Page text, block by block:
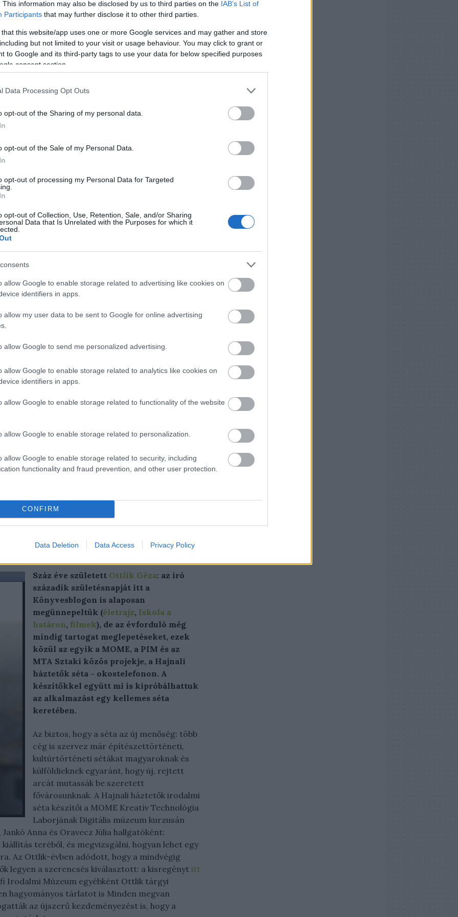
This information may also be disclosed by us to third parties on the IAB’s List of
Participants that may further disclose it to other third parties.
that this website/app uses one or more Google services and may gather and store
but not limited to your visit or usage behaviour. You may click to grant or
to Google and its third-party tags to use your data for below specified purposes
consent section.
Data Processing Opt Outs
opt-out of the Sharing of my personal data.
opt-out of the Sale of my Personal Data.
opt-out of processing my Personal Data for Targeted
opt-out of Collection, Use, Retention, Sale, and/or Sharing
Data that Is Unrelated with the Purposes for which it
allow Google to enable storage related to advertising like cookies on
identifiers in apps.
allow my user data to be sent to Google for online advertising
allow Google to send me personalized advertising.
allow Google to enable storage related to analytics like cookies on
identifiers in apps.
allow Google to enable storage related to functionality of the website
allow Google to enable storage related to personalization.
allow Google to enable storage related to security, including
functionality and fraud prevention, and other user protection.
CONFIRM
Data Deletion Data Access Privacy Policy
illegálisan megosztó kalózok, amire
döntött:Facebook-oldalánnyilvánosságra
a nevét, a születési idejét, a fotóját, és a
megszűnt, mint ahogy nem elérhető az illető
linkek sem élnek már, ahonnan korábban a
captured January 4th 2011 @ 1:41 AM).
más nézeteket vall az internetes
például arra szólította fel a „világ kalózait”,
osszanak meg mindent, amit ő maga valaha is írt.
hogy a kalózkiadások végsősoron a könyvei
az derül ki, hogy Goodkind lépése eléggé
neki, más szerint azonban nem volt joga
Száz éve született Ottlik Géza: az író
századik születésnapját itt a
Könyvesblogon is alaposan
megünnepeltük (életrajz, Iskola a
határon, filmek), de az évforduló még
mindig tartogat meglepetéseket, ezek
közül az egyik a MOME, a PIM és az
MTA Sztaki közös projekje, a Hajnali
háztetők séta - okostelefonon. A
készítőkkel együtt mi is kipróbálhattuk
az alkalmazást egy kellemes séta
keretében.
Az biztos, hogy a séta az új menőség: több
cég is szervez már építészettörténeti,
kultúrtörténeti sétákat magyaroknak és
külföldieknek egyaránt, hogy új, rejtett
arcát mutassák be szeretett
fővárosunknak. A Hajnali háztetők irodalmi
séta készítői a MOME Kreatív Technológia
Laborjának Digitális múzeum kurzusán
Anna és Oravecz Júlia hallgatóként:
teréből, és megvizsgálni, hogyan lehet egy
Az Ottlik-évben adódott, hogy a mindvégig
legyen a szerencsés kiválasztott: a kisregényt itt
Irodalmi Múzeum egyébként Ottlik tárgyi
hagyományos tárlatot is Minden megvan
az újszerű kezdeményezést is, hogy a